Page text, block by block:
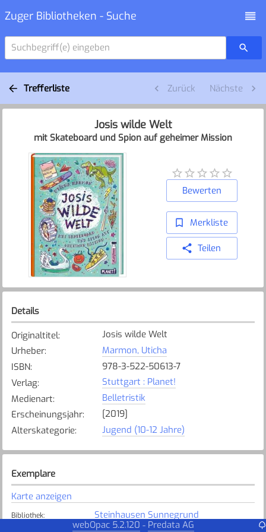
Zuger Bibliotheken - Suche
Suchbegriff(e) eingeben
Trefferliste Zurück Nächste
Josis wilde Welt
mit Skateboard und Spion auf geheimer Mission
Bewerten
Merkliste
Teilen
Details
Originaltitel:
Josis wilde Welt
Urheber:
Marmon, Uticha
ISBN:
978-3-522-50613-7
Verlag:
Stuttgart : Planet!
Medienart:
Belletristik
Erscheinungsjahr:
[2019]
Alterskategorie: Jugend (10-12 Jahre)
Exemplare
Karte anzeigen
Bibliothek: Steinhausen Sunnegrund
Verfügbar
webOpac 5.2.120 - Predata AG